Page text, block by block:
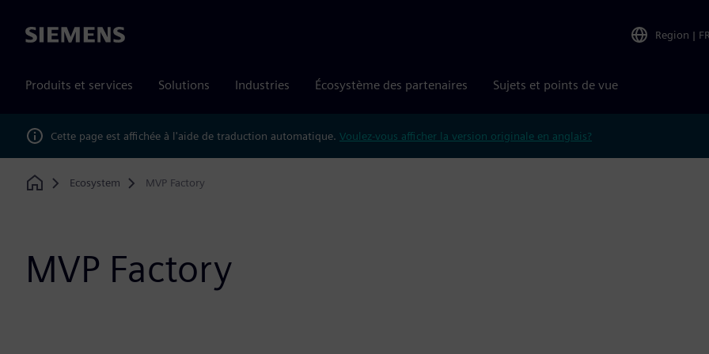
Siemens Region | FR
Produits et services Solutions Industries Écosystème des partenaires Sujets et points de vue
Cette page est affichée à l'aide de traduction automatique. Voulez-vous afficher la version originale en anglais?
Home
Ecosystem MVP Factory
MVP Factory